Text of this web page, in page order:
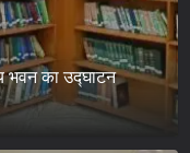
का उद्घाटन